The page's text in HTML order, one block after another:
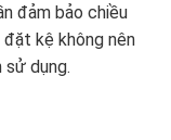
đảm bảo chiều
đặt kệ không nên
sử dụng.